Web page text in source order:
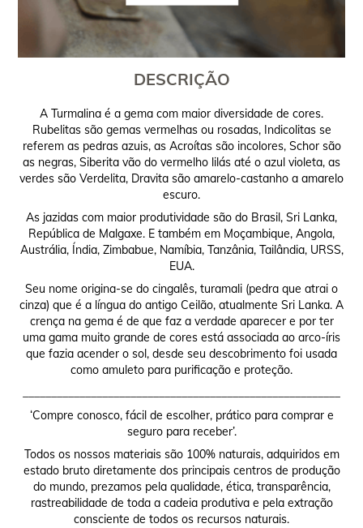
DESCRIÇÃO
A Turmalina é a gema com maior diversidade de cores.
Rubelitas são gemas vermelhas ou rosadas, Indicolitas se
referem as pedras azuis, as Acroítas são incolores, Schor são
as negras, Siberita vão do vermelho lilás até o azul violeta, as
verdes são Verdelita, Dravita são amarelo-castanho a amarelo
escuro.
As jazidas com maior produtividade são do Brasil, Sri Lanka,
República de Malgaxe. E também em Moçambique, Angola,
Austrália, Índia, Zimbabue, Namíbia, Tanzânia, Tailândia, URSS,
EUA.
Seu nome origina-se do cingalês, turamali (pedra que atrai o
cinza) que é a língua do antigo Ceilão, atualmente Sri Lanka. A
crença na gema é de que faz a verdade aparecer e por ter
uma gama muito grande de cores está associada ao arco-íris
que fazia acender o sol, desde seu descobrimento foi usada
como amuleto para purificação e proteção.
‘Compre conosco, fácil de escolher, prático para comprar e
seguro para receber’.
Todos os nossos materiais são 100% naturais, adquiridos em
estado bruto diretamente dos principais centros de produção
do mundo, prezamos pela qualidade, ética, transparência,
rastreabilidade de toda a cadeia produtiva e pela extração
consciente de todos os recursos naturais.